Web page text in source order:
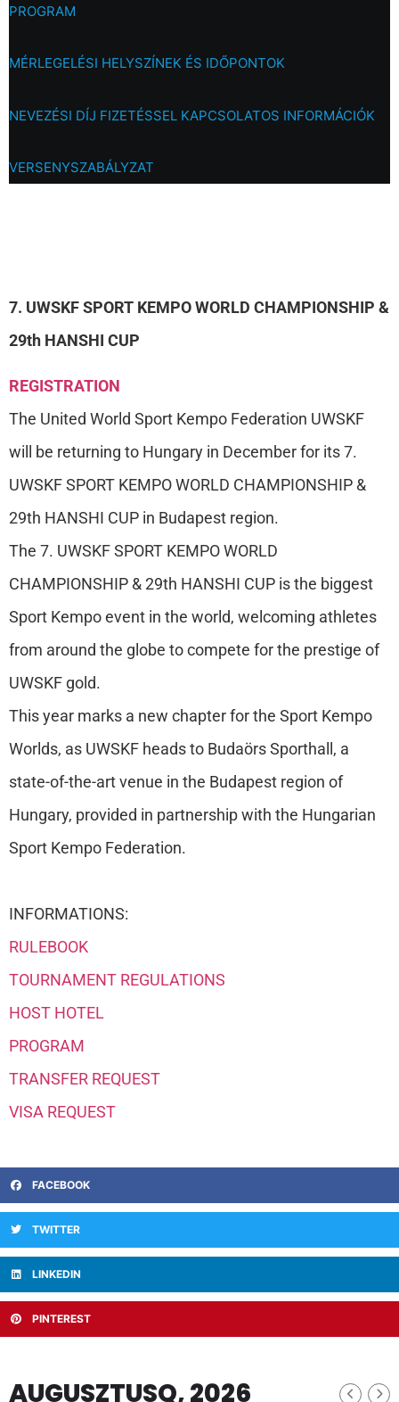
PROGRAM
MÉRLEGELÉSI HELYSZÍNEK ÉS IDŐPONTOK
NEVEZÉSI DÍJ FIZETÉSSEL KAPCSOLATOS INFORMÁCIÓK
VERSENYSZABÁLYZAT
7. UWSKF SPORT KEMPO WORLD CHAMPIONSHIP &
29th HANSHI CUP
REGISTRATION
The United World Sport Kempo Federation UWSKF
will be returning to Hungary in December for its 7.
UWSKF SPORT KEMPO WORLD CHAMPIONSHIP &
29th HANSHI CUP in Budapest region.
The 7. UWSKF SPORT KEMPO WORLD
CHAMPIONSHIP & 29th HANSHI CUP is the biggest
Sport Kempo event in the world, welcoming athletes
from around the globe to compete for the prestige of
UWSKF gold.
This year marks a new chapter for the Sport Kempo
Worlds, as UWSKF heads to Budaörs Sporthall, a
state-of-the-art venue in the Budapest region of
Hungary, provided in partnership with the Hungarian
Sport Kempo Federation.
INFORMATIONS:
RULEBOOK
TOURNAMENT REGULATIONS
HOST HOTEL
PROGRAM
TRANSFER REQUEST
VISA REQUEST
FACEBOOK
TWITTER
LINKEDIN
PINTEREST
AUGUSZTUSQ, 2026